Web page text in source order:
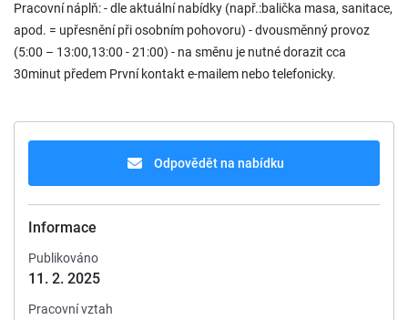
Pracovní náplň: - dle aktuální nabídky (např.:balička masa, sanitace,
apod. = upřesnění při osobním pohovoru) - dvousměnný provoz
(5:00 – 13:00,13:00 - 21:00) - na směnu je nutné dorazit cca
30minut předem První kontakt e-mailem nebo telefonicky.
Odpovědět na nabídku
Informace
Publikováno
11. 2. 2025
Pracovní vztah